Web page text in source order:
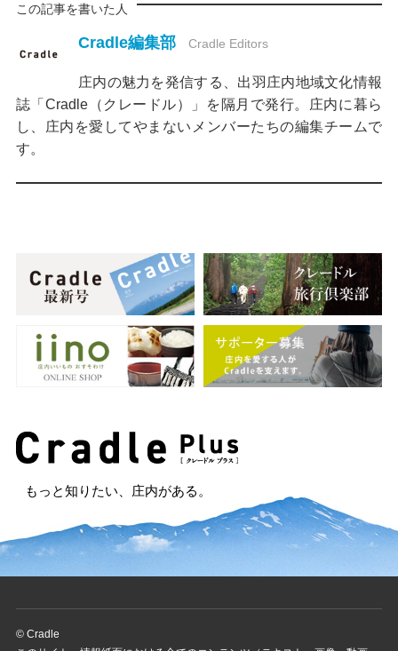
この記事を書いた人
Cradle編集部 Cradle Editors
庄内の魅力を発信する、出羽庄内地域文化情報
誌「Cradle（クレードル）」を隔月で発行。庄内に暮ら
し、庄内を愛してやまないメンバーたちの編集チームで
す。
もっと知りたい、庄内がある。
© Cradle